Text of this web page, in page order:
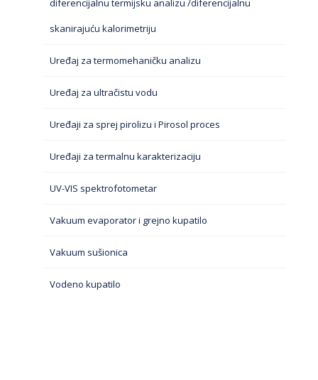
diferencijalnu termijsku analizu /diferencijalnu
skanirajuću kalorimetriju
Uređaj za termomehaničku analizu
Uređaj za ultračistu vodu
Uređaji za sprej pirolizu i Pirosol proces
Uređaji za termalnu karakterizaciju
UV-VIS spektrofotometar
Vakuum evaporator i grejno kupatilo
Vakuum sušionica
Vodeno kupatilo